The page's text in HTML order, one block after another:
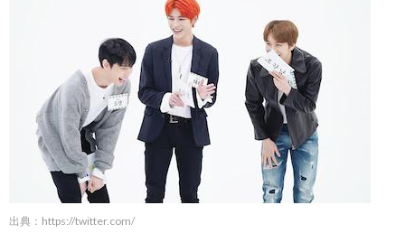
出典： https://twitter.com/